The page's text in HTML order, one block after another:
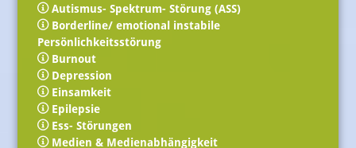
Autismus- Spektrum- Störung (ASS)
Borderline/ emotional instabile
Persönlichkeitsstörung
Burnout
Depression
Einsamkeit
Epilepsie
Ess- Störungen
Medien & Medienabhängigkeit